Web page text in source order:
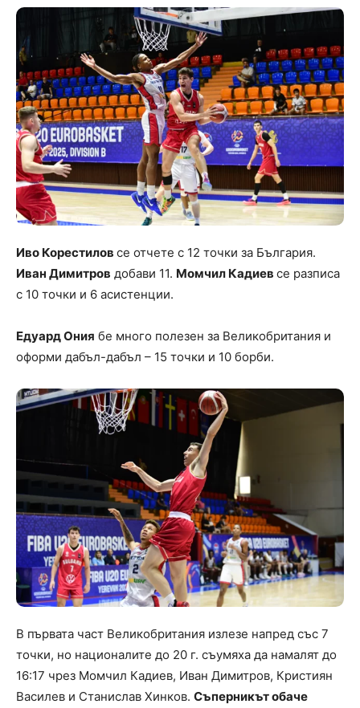
Иво Корестилов се отчете с 12 точки за България.
Иван Димитров добави 11. Момчил Кадиев се разписа
с 10 точки и 6 асистенции.
Едуард Ония бе много полезен за Великобритания и
оформи дабъл-дабъл – 15 точки и 10 борби.
В първата част Великобритания излезе напред със 7
точки, но националите до 20 г. съумяха да намалят до
16:17 чрез Момчил Кадиев, Иван Димитров, Кристиян
Василев и Станислав Хинков. Съперникът обаче